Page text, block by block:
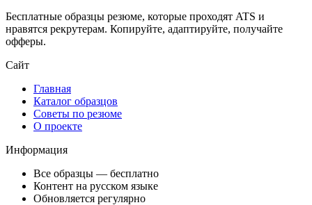
Бесплатные образцы резюме, которые проходят ATS и
нравятся рекрутерам. Копируйте, адаптируйте, получайте
офферы.
Сайт
Главная
Каталог образцов
Советы по резюме
О проекте
Информация
Все образцы — бесплатно
Контент на русском языке
Обновляется регулярно